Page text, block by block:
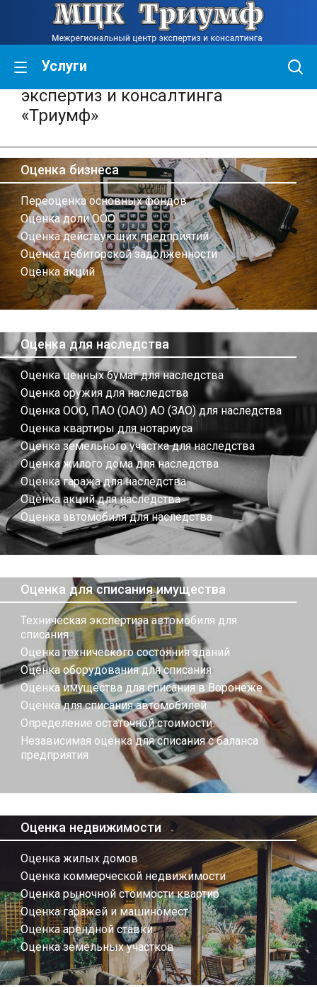
Услуги
Межрегиональный центр
экспертиз и консалтинга
«Триумф»
Оценка бизнеса
Переоценка основных фондов
Оценка доли ООО
Оценка действующих предприятий
Оценка дебиторской задолженности
Оценка акций
Оценка для наследства
Оценка ценных бумаг для наследства
Оценка оружия для наследства
Оценка ООО, ПАО (ОАО) АО (ЗАО) для наследства
Оценка квартиры для нотариуса
Оценка земельного участка для наследства
Оценка жилого дома для наследства
Оценка гаража для наследства
Оценка акций для наследства
Оценка автомобиля для наследства
Оценка для списания имущества
Техническая экспертиза автомобиля для
списания
Оценка технического состояния зданий
Оценка оборудования для списания
Оценка имущества для списания в Воронеже
Оценка для списания автомобилей
Определение остаточной стоимости
Независимая оценка для списания с баланса
предприятия
Оценка недвижимости
Оценка жилых домов
Оценка коммерческой недвижимости
Оценка рыночной стоимости квартир
Оценка гаражей и машиномест
Оценка арендной ставки
Оценка земельных участков